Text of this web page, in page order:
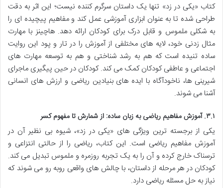
کتاب «یکی در زد» تنها یک داستان سرگرم کننده نیست؛ این اثر به دقت
طراحی شده تا به عنوان ابزاری آموزشی عمل کند و مفاهیم پیچیده ای را
به شکلی ملموس و قابل درک برای کودکان ارائه دهد. هاچینز با مهارت
مثال زدنی خود، لایه های مختلفی از آموزش را در تار و پود این روایت
ساده تنیده است که هم به رشد شناختی و هم به توسعه مهارت های
اجتماعی و عاطفی کودکان کمک می کند. کودکان در حین پیگیری ماجرای
شیرینی ها، ناخودآگاه با ایده های بنیادین ریاضی و ارزش های انسانی
آشنا می شوند.
۳.۱. آموزش مفاهیم ریاضی به زبان ساده: از شمارش تا مفهوم کسر
یکی از برجسته ترین ویژگی های «یکی در زد»، شیوه بی نظیر آن در
آموزش مفاهیم ریاضی است. این کتاب، ریاضی را از حالتی انتزاعی و
ترسناک خارج کرده و آن را به یک تجربه روزمره و ملموس تبدیل می کند.
کودکان در هر مرحله از داستان، با چالش های واقعی روبه رو می شوند که
نیاز به حل مسئله ریاضی دارد.